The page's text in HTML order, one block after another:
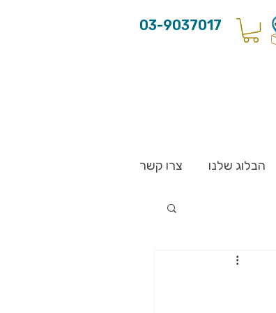
03-9037017
הבלוג שלנו צרו קשר